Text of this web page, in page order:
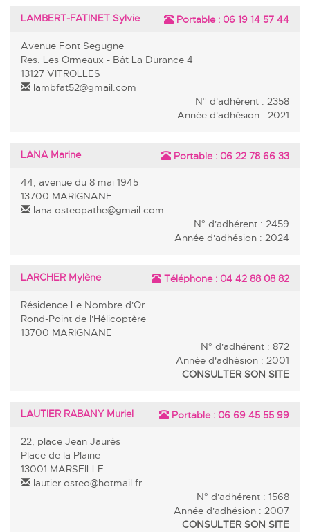
LAMBERT-FATINET Sylvie Portable : 06 19 14 57 44
Avenue Font Segugne
Res. Les Ormeaux - Bât La Durance 4
13127 VITROLLES
lambfat52@gmail.com
N° d'adhérent : 2358
Année d'adhésion : 2021
LANA Marine Portable : 06 22 78 66 33
44, avenue du 8 mai 1945
13700 MARIGNANE
lana.osteopathe@gmail.com
N° d'adhérent : 2459
Année d'adhésion : 2024
LARCHER Mylène Téléphone : 04 42 88 08 82
Résidence Le Nombre d'Or
Rond-Point de l'Hélicoptère
13700 MARIGNANE
N° d'adhérent : 872
Année d'adhésion : 2001
CONSULTER SON SITE
LAUTIER RABANY Muriel Portable : 06 69 45 55 99
22, place Jean Jaurès
Place de la Plaine
13001 MARSEILLE
lautier.osteo@hotmail.fr
N° d'adhérent : 1568
Année d'adhésion : 2007
CONSULTER SON SITE